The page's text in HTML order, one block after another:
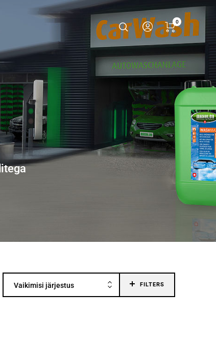
0
Vaikimisi järjestus FILTERS